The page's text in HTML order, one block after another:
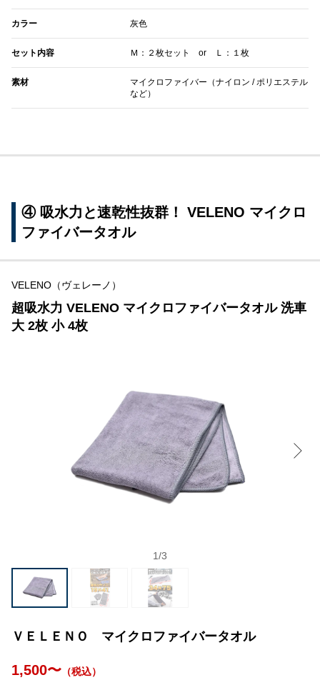
カラー 灰色
セット内容 Ｍ：２枚セット or Ｌ：１枚
素材
マイクロファイバー（ナイロン / ポリエステル
など）
④ 吸水力と速乾性抜群！ VELENO マイクロ
ファイバータオル
VELENO（ヴェレーノ）
超吸水力 VELENO マイクロファイバータオル 洗車
大 2枚 小 4枚
1/3
ＶＥＬＥＮＯ マイクロファイバータオル
1,500〜 （税込）